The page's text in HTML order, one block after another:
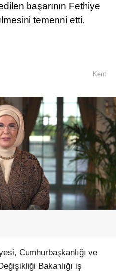
başarının Fethiye
temenni etti.
Kent
Cumhurbaşkanlığı ve
Bakanlığı iş